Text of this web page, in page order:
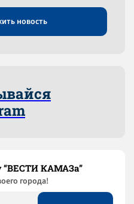
новость
“ВЕСТИ КАМАЗа”
города!